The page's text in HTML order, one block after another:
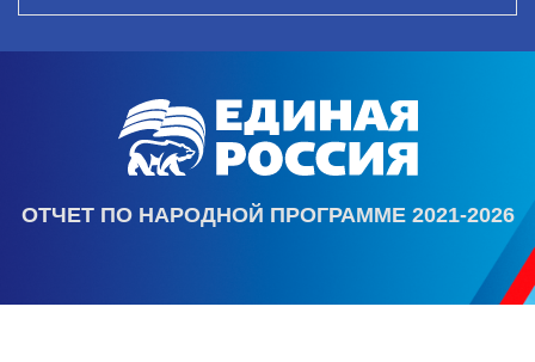
ОТЧЕТ ПО НАРОДНОЙ ПРОГРАММЕ 2021-2026